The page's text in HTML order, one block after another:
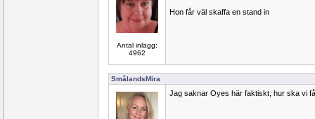
Antal inlägg:
4962
Hon får väl skaffa en stand in
SmålandsMira
Jag saknar Oyes här faktiskt, hur ska vi